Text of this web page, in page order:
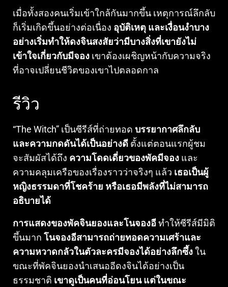
เมื่อทั้งสองคนเริ่มเข้าใกล้กันมากขึ้น เหตุการณ์ลึกลับ
ก็เริ่มเกิดขึ้นอย่างต่อเนื่อง อุบัติเหตุ และเงื่อนงำบาง
อย่างเริ่มทำให้ดงจินสงสัยว่ามีบางสิ่งที่เขายังไม่
เข้าใจเกี่ยวกับมีจอง เขาต้องเผชิญหน้ากับความจริง
ที่อาจเปลี่ยนชีวิตของเขาไปตลอดกาล
รีวิว
“The Witch” เป็นซีรีส์ที่ถ่ายทอด บรรยากาศลึกลับ
และความกดดันได้เป็นอย่างดี ตั้งแต่ตอนแรกผู้ชม
จะสัมผัสได้ถึง ความโดดเดี่ยวของพัคมีจอง และ
ความคลุมเครือของเรื่องราวว่าจริงๆ แล้ว เธอเป็นผู้
หญิงธรรมดาที่โชคร้าย หรือเธอมีพลังที่ไม่สามารถ
อธิบายได้
การแสดงของพัคจินยองและโนจองอีทำให้ซีรีส์มีมิติ
ขึ้นมาก โนจองอีสามารถถ่ายทอดความเศร้าและ
ความหวาดกลัวในตัวละครมีจองได้อย่างลึกซึ้งใน
ขณะที่พัคจินยองนำเสนออีดงจินได้อย่างเป็น
ธรรมชาติ เขาดูเป็นคนที่อ่อนโยน แต่ในขณะ